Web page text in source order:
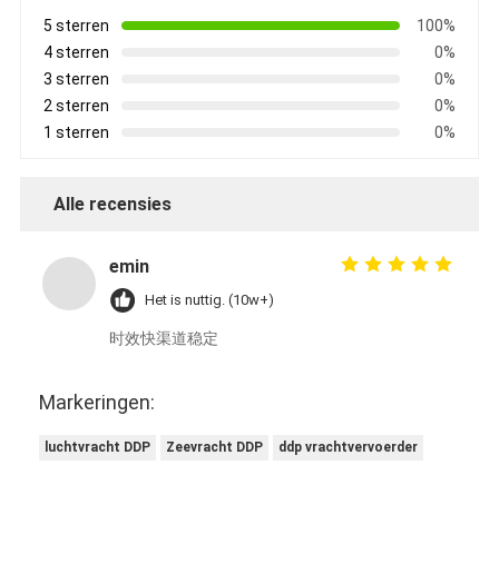
5 sterren
100%
4 sterren
0%
3 sterren
0%
2 sterren
0%
1 sterren
0%
Alle recensies
emin
Het is nuttig. (10w+)
时效快渠道稳定
Markeringen:
luchtvracht DDP Zeevracht DDP ddp vrachtvervoerder